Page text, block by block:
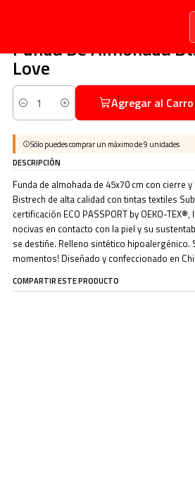
Funda De Almohada
Love
Cantidad Agregar al Carro
Sólo puedes comprar un máximo de 9 unidades
DESCRIPCIÓN
Funda de almohada de 45x70 cm con cierre
Bistrech de alta calidad con tintas textiles
certificación ECO PASSPORT by OEKO-
nocivas en contacto con la piel y su
se destiñe. Relleno sintético hipoalergénico.
momentos! Diseñado y confeccionado en
COMPARTIR ESTE PRODUCTO